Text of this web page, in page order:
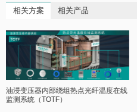
相关方案 相关产品
油浸变压器内部绕组热点光纤温度在线
监测系统（TOTF）